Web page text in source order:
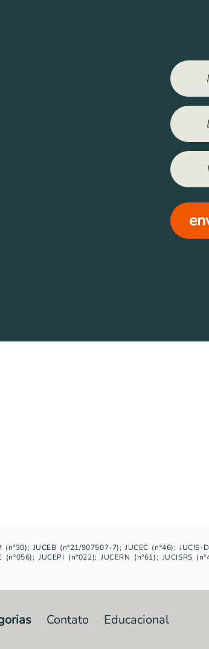
JUCEB (n°21/907507-7); JUCEC (nº46); JUCIS-
JUCEPI (n°022); JUCERN (n°61); JUCISRS
Contato Educacional